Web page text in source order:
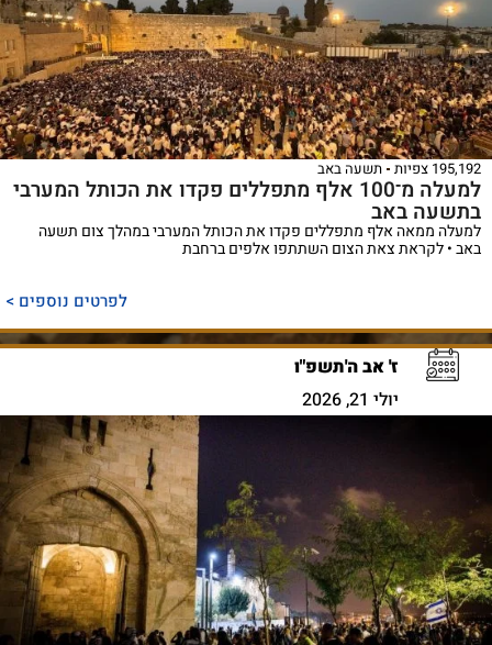
195,192 צפיות תשעה באב
למעלה מ־100 אלף מתפללים פקדו את הכותל המערבי
בתשעה באב
למעלה ממאה אלף מתפללים פקדו את הכותל המערבי במהלך צום תשעה
באב • לקראת צאת הצום השתתפו אלפים ברחבת
לפרטים נוספים >
ז' אב ה'תשפ"ו
יולי 21, 2026